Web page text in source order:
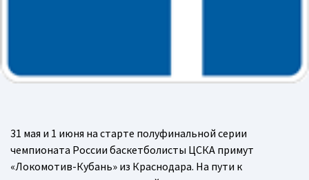
31 мая и 1 июня на старте полуфинальной серии
чемпионата России баскетболисты ЦСКА примут
«Локомотив-Кубань» из Краснодара. На пути к